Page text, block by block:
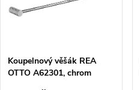
Koupelnový věšák REA
OTTO A62301, chrom